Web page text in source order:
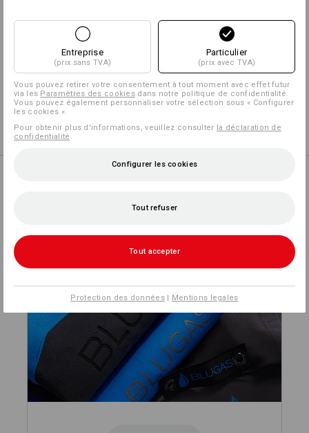
Personnalisation :
Concevoir soi-même
Entreprise
(prix sans TVA)
Particulier
(prix avec TVA)
Vous pouvez retirer votre consentement à tout moment avec effet futur
via les Paramètres des cookies dans notre politique de confidentialité.
Vous pouvez également personnaliser votre sélection sous « Configurer
les cookies ».
Pour obtenir plus d'informations, veuillez consulter la déclaration de
confidentialité
Configurer les cookies
Tout refuser
Tout accepter
Protection des données| Mentions legales